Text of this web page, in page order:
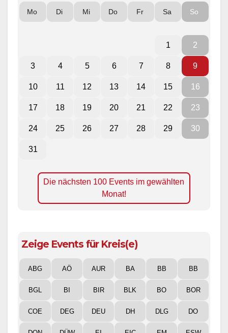
Mo Di Mi Do Fr Sa So
1 2
3 4 5 6 7 8 9
10 11 12 13 14 15 16
17 18 19 20 21 22 23
24 25 26 27 28 29 30
31
Die nächsten 100 Events im gewählten
Monat!
Zeige Events für Kreis(e)
ABG AÖ AUR BA BB BB
BGL BI BIR BLK BO BOR
COE DEG DEU DH DLG DO